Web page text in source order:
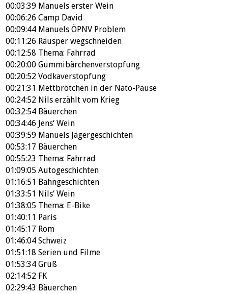
00:03:39 Manuels erster Wein
00:06:26 Camp David
00:09:44 Manuels ÖPNV Problem
00:11:26 Räusper wegschneiden
00:12:58 Thema: Fahrrad
00:20:00 Gummibärchenverstopfung
00:20:52 Vodkaverstopfung
00:21:31 Mettbrötchen in der Nato-Pause
00:24:52 Nils erzählt vom Krieg
00:32:54 Bäuerchen
00:34:46 Jens‘ Wein
00:39:59 Manuels Jägergeschichten
00:53:17 Bäuerchen
00:55:23 Thema: Fahrrad
01:09:05 Autogeschichten
01:16:51 Bahngeschichten
01:33:51 Nils‘ Wein
01:38:05 Thema: E-Bike
01:40:11 Paris
01:45:17 Rom
01:46:04 Schweiz
01:51:18 Serien und Filme
01:53:34 Gruß
02:14:52 FK
02:29:43 Bäuerchen